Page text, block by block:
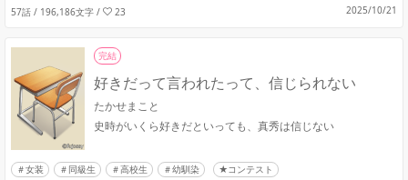
57話 / 196,186文字 / 23 2025/10/21
完結
好きだって言われたって、信じられない
たかせまこと
史時がいくら好きだといっても、真秀は信じない
女装 同級生 高校生 幼馴染 ★コンテスト